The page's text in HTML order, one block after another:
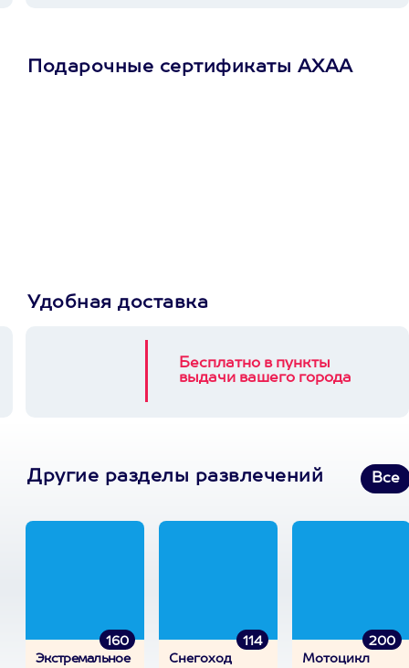
Подарочные сертификаты АХАА
Удобная доставка
Бесплатно в пункты
выдачи вашего города
Другие разделы развлечений Все
160
Экстремальное
114
Снегоход
200
Мотоцикл